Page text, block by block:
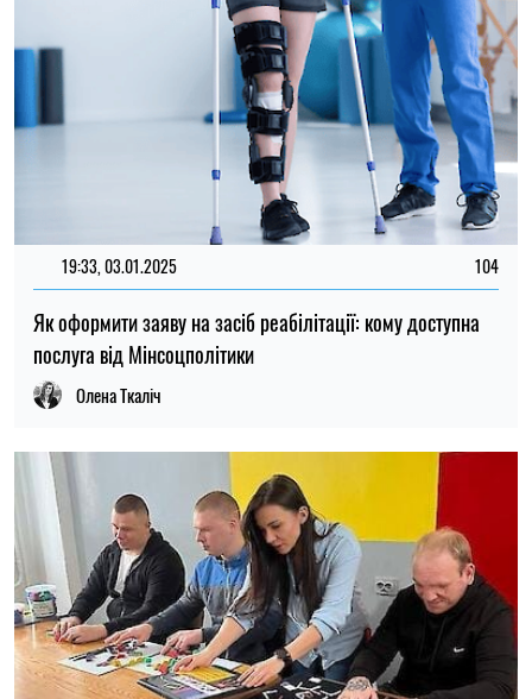
19:33, 03.01.2025 104
Як оформити заяву на засіб реабілітації: кому доступна
послуга від Мінсоцполітики
Олена Ткаліч